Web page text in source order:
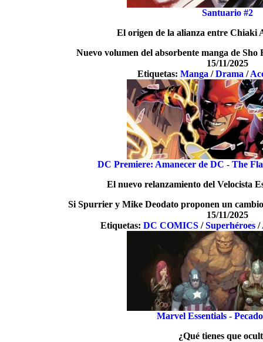
Santuario #2
El origen de la alianza entre Chiaki
Nuevo volumen del absorbente manga de
15/11/2025
Etiquetas:Manga /Drama /
DC Premiere: Amanecer de DC - The
El nuevo relanzamiento del Velocista
Si Spurrier y Mike Deodato proponen un
15/11/2025
Etiquetas: DC COMICS /Superhéroes /
Marvel Essentials -
¿Qué tienes que